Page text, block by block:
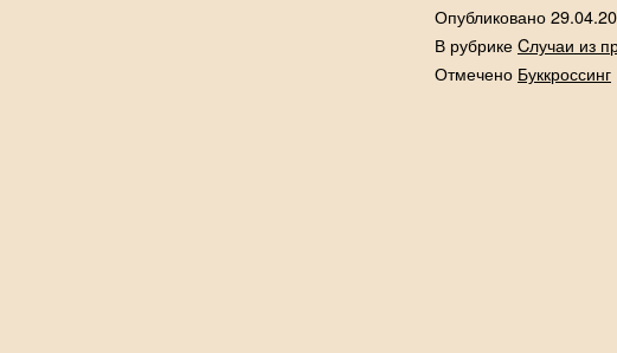
Опубликовано
В рубрикеCлучаи из
Отмечено Буккроссинг